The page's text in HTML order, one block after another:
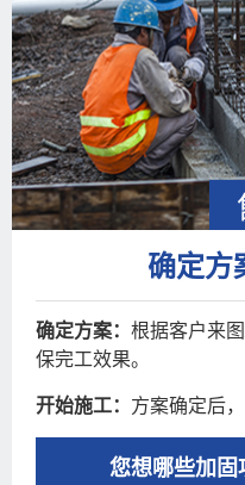
确定方
确定方案： 根据客户来
保完工效果。
开始施工： 方案确定后
您想哪些加